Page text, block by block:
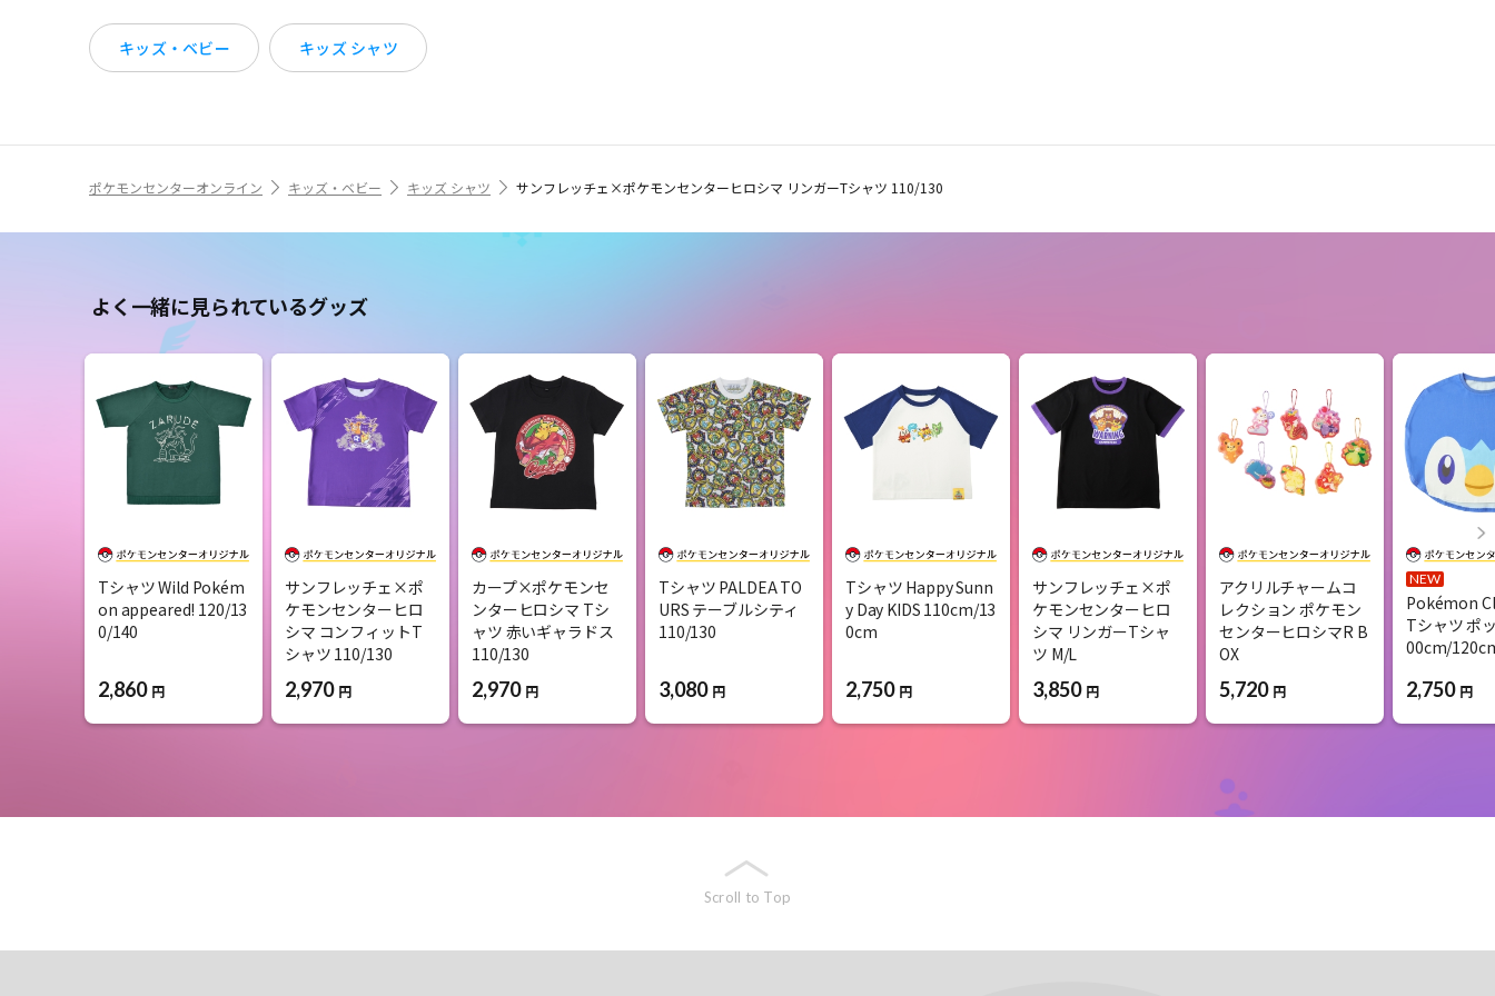
キッズ・ベビー キッズ シャツ
ポケモンセンターオンライン キッズ・ベビー キッズ シャツ サンフレッチェ×ポケモンセンターヒロシマ リンガーTシャツ 110/130
よく一緒に見られているグッズ
Tシャツ Wild Pokém
on appeared! 120/13
0/140
2,860 円
サンフレッチェ×ポ
ケモンセンターヒロ
シマ コンフィットT
シャツ 110/130
2,970 円
カープ×ポケモンセ
ンターヒロシマ Tシ
ャツ 赤いギャラドス
110/130
2,970 円
Tシャツ PALDEA TO
URS テーブルシティ
110/130
3,080 円
Tシャツ Happy Sunn
y Day KIDS 110cm/13
0cm
2,750 円
サンフレッチェ×ポ
ケモンセンターヒロ
シマ リンガーTシャ
ツ M/L
3,850 円
アクリルチャームコ
レクション ポケモン
センターヒロシマR B
OX
5,720 円
NEW
Pokémon
Tシャツ ポ
00cm/
2,750 円
Scroll to Top